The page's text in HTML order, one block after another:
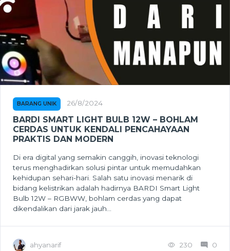
BARANG UNIK 26/8/2024
BARDI SMART LIGHT BULB 12W – BOHLAM
CERDAS UNTUK KENDALI PENCAHAYAAN
PRAKTIS DAN MODERN
Di era digital yang semakin canggih, inovasi teknologi
terus menghadirkan solusi pintar untuk memudahkan
kehidupan sehari-hari. Salah satu inovasi menarik di
bidang kelistrikan adalah hadirnya BARDI Smart Light
Bulb 12W – RGBWW, bohlam cerdas yang dapat
dikendalikan dari jarak jauh...
ahyanarif 230 0